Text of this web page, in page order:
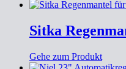
Sitka
Gehe zum Produkt